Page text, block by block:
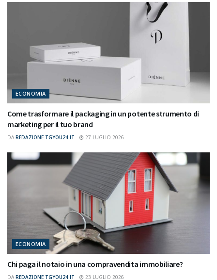
ECONOMIA
Come trasformare il packaging in un potente strumento di
marketing per il tuo brand
DA REDAZIONE TGYOU24.IT 27 LUGLIO 2026
ECONOMIA
Chi paga il notaio in una compravendita immobiliare?
DA REDAZIONE TGYOU24.IT 23 LUGLIO 2026